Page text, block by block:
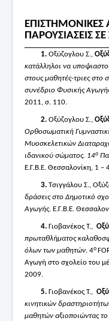
ΕΠΙΣΤΗΜΟΝΙΚΕΣ
ΠΑΡΟΥΣΙΑΣΕΙΣ
1. Οξύζογλου Σ.,
κατάλληλοι να
στους μαθητές-τριες στο
συνέδριο Φυσικής
2011, σ. 110.
2. Οξύζογλου Σ.,
Ορθοσωματική
Μυοσκελετικών
ιδανικού σώματος. 14ο
Ε.Γ.Β.Ε. Θεσσαλονίκη, 1 –
3. Τσιγγάλου Σ.,
δράσεις στο Δημοτικό
Αγωγής. Ε.Γ.Β.Ε.
4. Γιοβανέκος Τ.,
πρωταθλήματος
όλων των μαθητών. 4ο
Αγωγή στο σχολείο του
2009.
5. Γιοβανέκος Τ.,
κινητικών
μαθητών αξιοποιώντας